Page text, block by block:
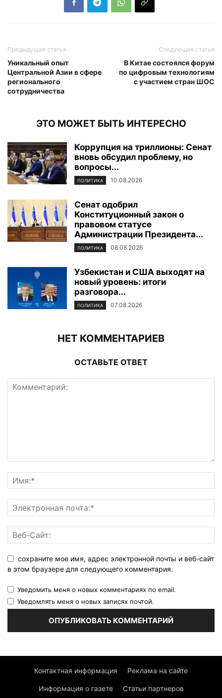
Предыдущая статья
Уникальный опыт
Центральной Азии в сфере
регионального
сотрудничества
Следующая статья
В Китае состоялся форум
по цифровым технологиям
с участием стран ШОС
ЭТО МОЖЕТ БЫТЬ ИНТЕРЕСНО
Коррупция на триллионы: Сенат
вновь обсудил проблему, но
вопросы...
ПОЛИТИКА 10.08.2026
Сенат одобрил
Конституционный закон о
правовом статусе
Администрации Президента...
ПОЛИТИКА 08.08.2026
Узбекистан и США выходят на
новый уровень: итоги
разговора...
ПОЛИТИКА 07.08.2026
НЕТ КОММЕНТАРИЕВ
ОСТАВЬТЕ ОТВЕТ
сохраните мое имя, адрес электронной почты и веб-сайт
в этом браузере для следующего комментария.
Уведомить меня о новых комментариях по email.
Уведомлять меня о новых записях почтой.
Контактная информация Реклама на сайте
Информация о газете Статьи партнеров